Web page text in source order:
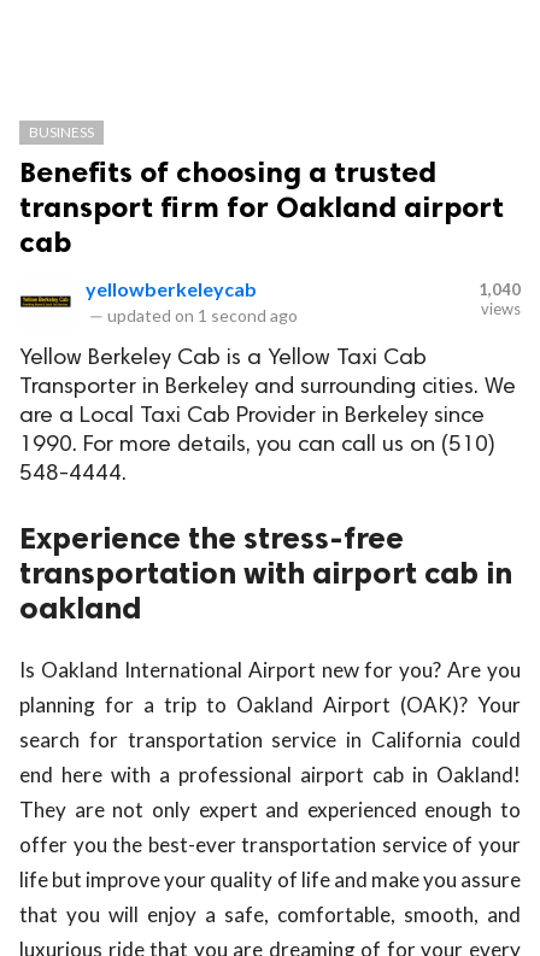
BUSINESS
Benefits of choosing a trusted
transport firm for Oakland airport
cab
yellowberkeleycab
— updated on 1 second ago
1,040
views
Yellow Berkeley Cab is a Yellow Taxi Cab
Transporter in Berkeley and surrounding cities. We
are a Local Taxi Cab Provider in Berkeley since
1990. For more details, you can call us on (510)
548-4444.
Experience the stress-free
transportation with airport cab in
oakland
Is Oakland International Airport new for you? Are you
planning for a trip to Oakland Airport (OAK)? Your
search for transportation service in California could
end here with a professional airport cab in Oakland!
They are not only expert and experienced enough to
offer you the best-ever transportation service of your
life but improve your quality of life and make you assure
that you will enjoy a safe, comfortable, smooth, and
luxurious ride that you are dreaming of for your every